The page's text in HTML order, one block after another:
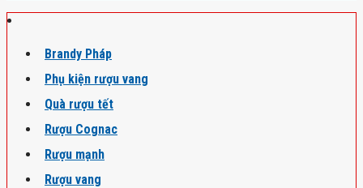
Brandy Pháp
Phụ kiện rượu vang
Quà rượu tết
Rượu Cognac
Rượu mạnh
Rượu vang